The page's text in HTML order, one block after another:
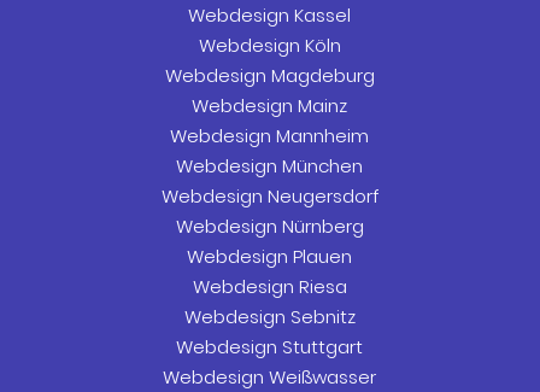
Webdesign Kassel
Webdesign Köln
Webdesign Magdeburg
Webdesign Mainz
Webdesign Mannheim
Webdesign München
Webdesign Neugersdorf
Webdesign Nürnberg
Webdesign Plauen
Webdesign Riesa
Webdesign Sebnitz
Webdesign Stuttgart
Webdesign Weißwasser